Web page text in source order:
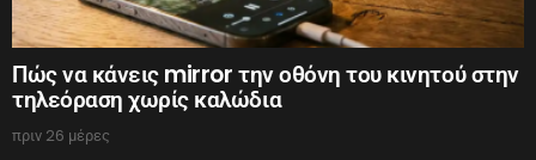
Πώς να κάνεις mirror την οθόνη του κινητού στην
τηλεόραση χωρίς καλώδια
πριν 26 μέρες